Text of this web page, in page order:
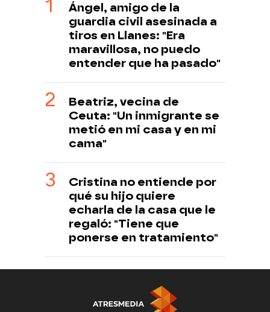
Ángel, amigo de la
guardia civil asesinada a
tiros en Llanes: "Era
maravillosa, no puedo
entender que ha pasado"
Beatriz, vecina de
Ceuta: "Un inmigrante se
metió en mi casa y en mi
cama"
Cristina no entiende por
qué su hijo quiere
echarla de la casa que le
regaló: "Tiene que
ponerse en tratamiento"